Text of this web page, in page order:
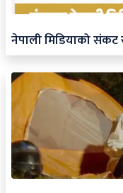
नेपाली मिडियाको संकट